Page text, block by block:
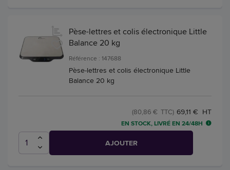
Pèse-lettres et colis électronique Little
Balance 20 kg
Référence : 147688
Pèse-lettres et colis électronique Little
Balance 20 kg
69,11 € HT
(80,86 € TTC)
EN STOCK, LIVRÉ EN 24/48H
AJOUTER